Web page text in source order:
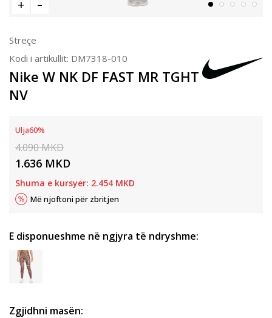
Streçe
Kodi i artikullit: DM7318-010
Nike W NK DF FAST MR TGHT
NV
Ulja60%
4.090MKD
1.636 MKD
Shuma e kursyer: 2.454 MKD
Më njoftoni për zbritjen
E disponueshme në ngjyra të ndryshme:
Zgjidhni masën: